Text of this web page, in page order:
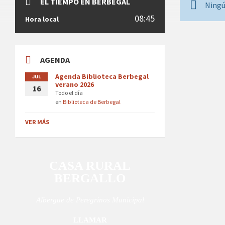
Hora local 08:45
AGENDA
JUL
16
Agenda Biblioteca Berbegal
verano 2026
Todo el día
en Biblioteca de Berbegal
VER MÁS